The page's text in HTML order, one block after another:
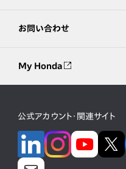
お問い合わせ
My Honda
公式アカウント・関連サイト